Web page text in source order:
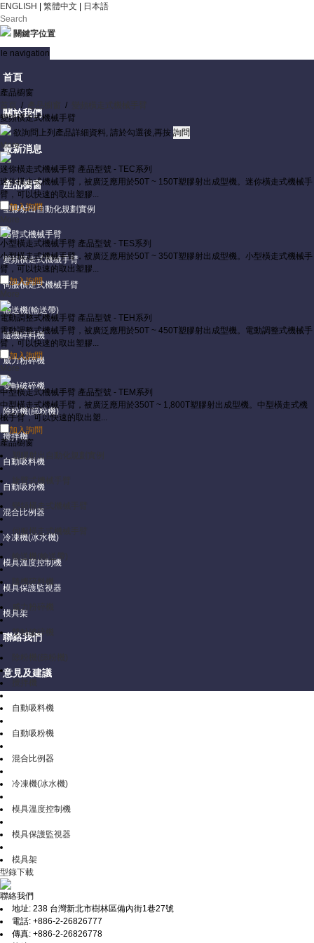
ENGLISH 繁體中文 日本語
關鍵字位置
navigation
首頁
關於我們
最新消息
產品櫥窗
塑膠射出自動化規劃實例
旋臂式機械手臂
變頻橫走式機械手臂
伺服橫走式機械手臂
輸送機(輸送帶)
隨機碎料機
威力粉碎機
雙軸破碎機
除粉機(篩粉機)
攪拌機
自動吸料機
自動吸粉機
混合比例器
冷凍機(冰水機)
模具溫度控制機
模具保護監視器
模具架
聯絡我們
意見及建議
產品櫥窗
首頁
/ 產品櫥窗 /
變頻橫走式機械手臂
欲詢問上列產品詳細資料, 請於勾選後,再按
More
迷你橫走式機械手臂 產品型號 - TEC系列
迷你橫走式機械手臂，被廣泛應用於50T ~ 150T塑膠射出成型機。迷你橫走式機械手
臂，可以快速的取出塑膠...
加入詢問
More
小型橫走式機械手臂 產品型號 - TES系列
小型橫走式機械手臂，被廣泛應用於50T ~ 350T塑膠射出成型機。小型橫走式機械手
臂，可以快速的取出塑膠...
加入詢問
More
電動調整式機械手臂 產品型號 - TEH系列
電動調整式機械手臂，被廣泛應用於50T ~ 450T塑膠射出成型機。電動調整式機械手
臂，可以快速的取出塑膠...
加入詢問
More
中型橫走式機械手臂 產品型號 - TEM系列
中型橫走式機械手臂，被廣泛應用於350T ~ 1,800T塑膠射出成型機。中型橫走式機
械手臂，可以快速的取出塑...
加入詢問
產品櫥窗
塑膠射出自動化規劃實例
旋臂式機械手臂
變頻橫走式機械手臂
伺服橫走式機械手臂
輸送機(輸送帶)
隨機碎料機
威力粉碎機
雙軸破碎機
除粉機(篩粉機)
自動吸料機
自動吸粉機
混合比例器
冷凍機(冰水機)
模具溫度控制機
模具保護監視器
模具架
型錄下載
聯絡我們
地址: 238 台灣新北市樹林區備內街1巷27號
電話: +886-2-26826777
傳真: +886-2-26826778